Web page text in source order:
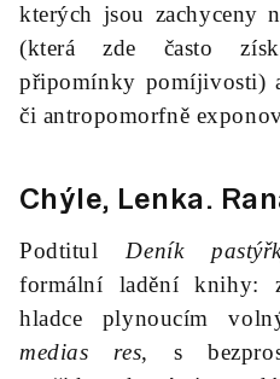
kterých jsou zachyceny
(která zde často
připomínky pomíjivosti)
či antropomorfně
Chýle, Lenka.
Podtitul Deník
formální ladění knihy:
hladce plynoucím
medias res, s